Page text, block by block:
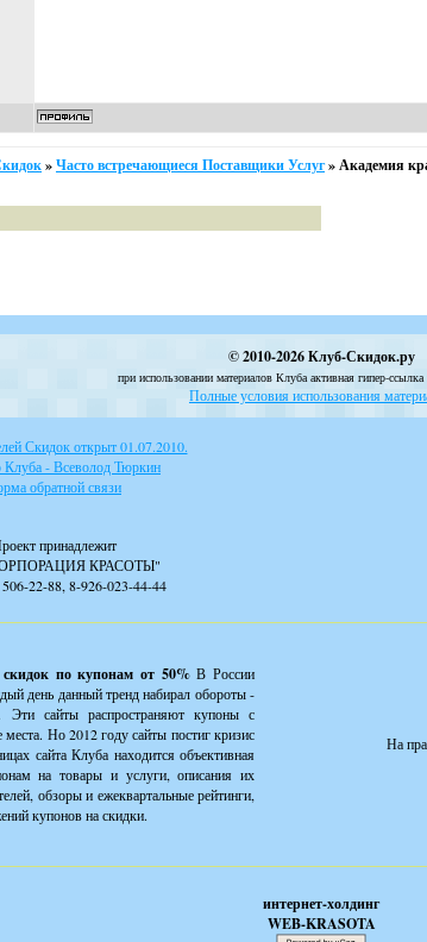
»Часто встречающиеся Поставщики Услуг»Академия
© 2010-2026 Клуб-Скидок.ру
при использовании материалов Клуба активная гипер-ссылка
Полные условия использования
Скидок открыт 01.07.2010.
Клуба - Всеволод Тюркин
обратной связи
принадлежит
КРАСОТЫ"
22-88, 8-926-023-44-44
по купонам от 50%В России
день данный тренд набирал обороты -
Эти сайты распространяют купоны с
Но 2012 году сайты постиг кризис
сайта Клуба находится объективная
на товары и услуги, описания их
обзоры и ежеквартальные рейтинги,
купонов на скидки.
На
интернет-холдинг
WEB-KRASOTA